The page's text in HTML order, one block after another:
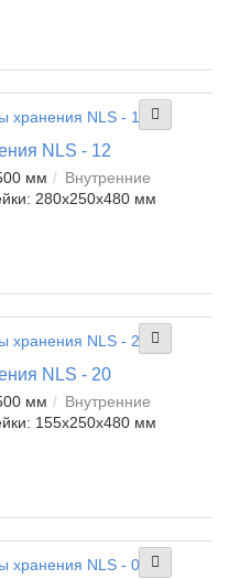
NLS - 12
мм
Внутренние
280x250x480 мм
NLS - 20
мм
Внутренние
155x250x480 мм